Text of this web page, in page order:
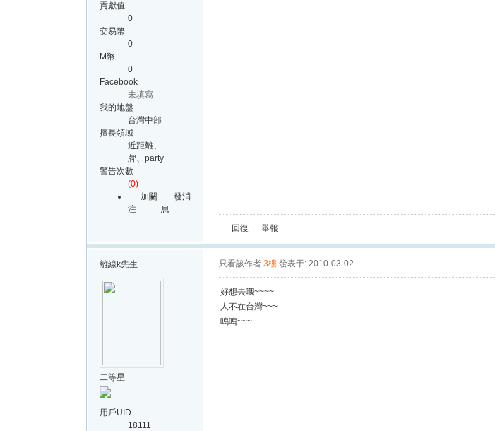
貢獻值
0
交易幣
0
M幣
0
Facebook
未填寫
我的地盤
台灣中部
擅長領域
近距離、
牌、party
警告次數
(0)
加關
注
發消
息
回復 舉報
離線 k先生
二等星
用戶UID
18111
只看該作者 3樓 發表于: 2010-03-02
好想去哦~~~~
人不在台灣~~~
嗚嗚~~~